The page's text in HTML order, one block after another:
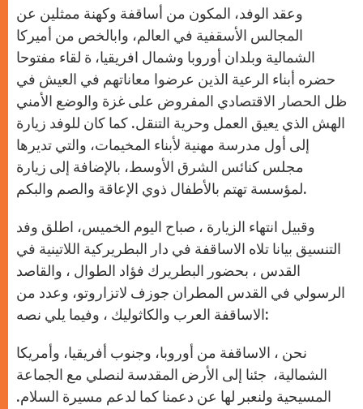
p
p e
r
o
k
r
وعقد الوفد، المكون من أساقفة وكهنة ممثلين عن
المجالس الأسقفية في العالم، وابالخص من أميركا
الشمالية وبلدان أوروبا وشمال افريقيا، ة لقاء مفتوحا
حضره أبناء الرعية الذين عرضوا معاناتهم في العيش في
ظل الحصار الاقتصادي المفروض على غزة والوضع الأمني
الهش الذي يعيق العمل وحرية التنقل. كما كان للوفد زيارة
إلى أول مدرسة مهنية لأبناء المخيمات، والتي تديرها
مجلس كنائس الشرق الأوسط، بالإضافة إلى زيارة
لمؤسسة تهتم بالأطفال ذوي الإعاقة والصم والبكم.
وقبيل انتهاء الزيارة ، صباح اليوم الخميس، اطلق وفد
التنسيق بيانا تلاه الاساقفة في دار البطريركية اللاتينية في
القدس ، بحضور البطريرك فؤاد الطوال ، والقاصد
الرسولي في القدس المطران جوزف لاتزاروتو، وعدد من
الاساقفة العرب والكاثوليك ، وفيما يلي نصه:
نحن ، الاساقفة من أوروبا، وجنوب أفريقيا، وأمريكا
الشمالية، جئنا إلى الأرض المقدسة لنصلي مع الجماعة
المسيحية ولنعبر لها عن دعمنا كما لدعم مسيرة السلام.